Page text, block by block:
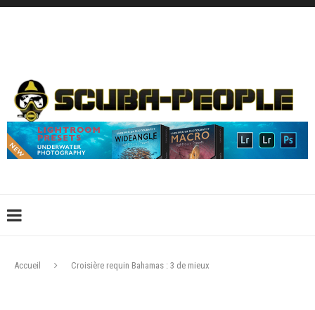
Accueil Croisière requin Bahamas : 3 de mieux